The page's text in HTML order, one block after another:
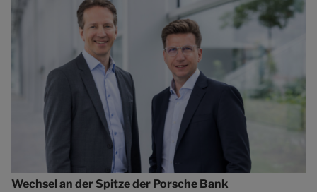
Wechsel an der Spitze der Porsche Bank